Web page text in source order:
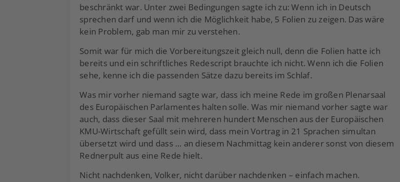
beschränkt war. Unter zwei Bedingungen sagte ich zu: Wenn ich in Deutsch
sprechen darf und wenn ich die Möglichkeit habe, 5 Folien zu zeigen. Das wäre
kein Problem, gab man mir zu verstehen.
Somit war für mich die Vorbereitungszeit gleich null, denn die Folien hatte ich
bereits und ein schriftliches Redescript brauchte ich nicht. Wenn ich die Folien
sehe, kenne ich die passenden Sätze dazu bereits im Schlaf.
Was mir vorher niemand sagte war, dass ich meine Rede im großen Plenarsaal
des Europäischen Parlamentes halten solle. Was mir niemand vorher sagte war
auch, dass dieser Saal mit mehreren hundert Menschen aus der Europäischen
KMU-Wirtschaft gefüllt sein wird, dass mein Vortrag in 21 Sprachen simultan
übersetzt wird und dass … an diesem Nachmittag kein anderer sonst von diesem
Rednerpult aus eine Rede hielt.
Nicht nachdenken, Volker, nicht darüber nachdenken – einfach machen.